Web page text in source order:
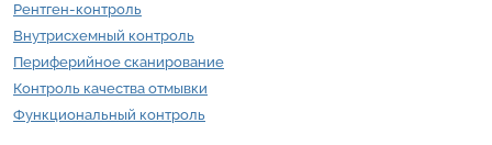
Рентген-контроль
Внутрисхемный контроль
Периферийное сканирование
Контроль качества отмывки
Функциональный контроль